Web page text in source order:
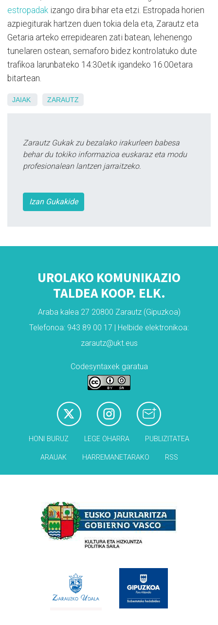
estropadak izango dira bihar eta etzi. Estropada horien
azpiegiturak hartzen duen tokia dela eta, Zarautz eta
Getaria arteko errepidearen zati batean, lehenengo
tunelaren ostean, semaforo bidez kontrolatuko dute
trafikoa larunbateko 14:30etik igandeko 16:00etara
bitartean.
JAIAK ZARAUTZ
Zarautz Gukak zu bezalako irakurleen babesa
behar du tokiko informazioa euskaraz eta modu
profesionalean lantzen jarraitzeko.
Izan Gukakide
UROLAKO KOMUNIKAZIO
TALDEA KOOP. ELK.
Araba kalea 27 20800 Zarautz (Gipuzkoa)
Telefonoa: 943 89 00 17 | Helbide elektronikoa:
zarautz@ukt.eus
Codesyntaxek garatua
HONI BURUZ LEGE OHARRA PUBLIZITATEA
ARAUAK HARREMANETARAKO RSS